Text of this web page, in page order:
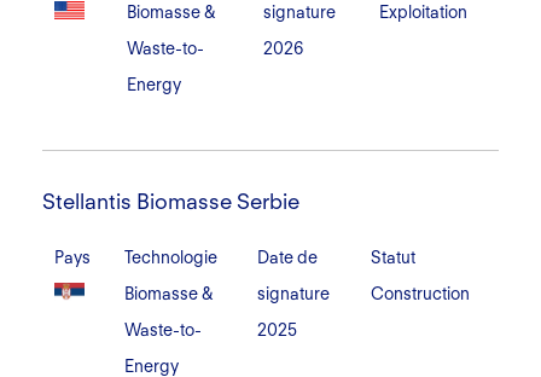
Biomasse &
Waste-to-
Energy
signature
2026
Exploitation
Biomasse
Stellantis Biomasse Serbie
Pays
Technologie
Biomasse &
Waste-to-
Energy
Date de
signature
2025
Statut
Construction